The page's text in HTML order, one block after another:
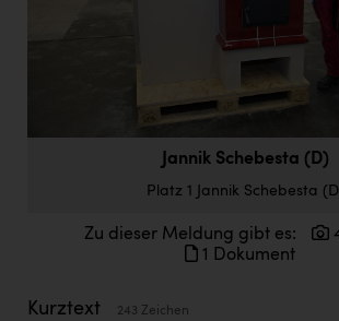
Firmenradl
Immotech
Jannik Schebesta (D)
Platz 1 Jannik Schebesta
Zu dieser Meldung gibt es:
1 Dokument
Kurztext 243 Zeichen